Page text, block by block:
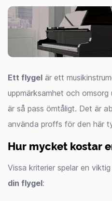
Ett flygel är ett
uppmärksamhet och
är så pass ömtåligt. Det är
använda proffs för den här
Hur mycket kostar
Vissa kriterier spelar en
din flygel: